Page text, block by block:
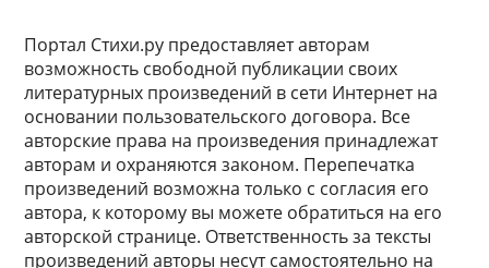
Портал Стихи.ру предоставляет авторам
возможность свободной публикации своих
литературных произведений в сети Интернет на
основании пользовательского договора. Все
авторские права на произведения принадлежат
авторам и охраняются законом. Перепечатка
произведений возможна только с согласия его
автора, к которому вы можете обратиться на его
авторской странице. Ответственность за тексты
произведений авторы несут самостоятельно на